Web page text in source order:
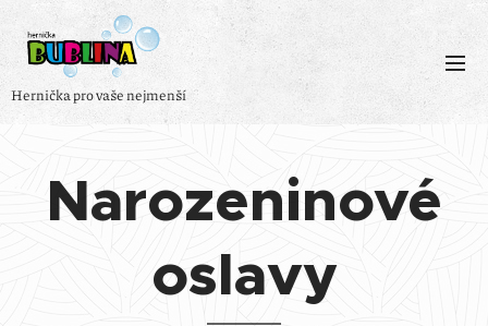
Hernička pro vaše nejmenší
Narozeninové
oslavy